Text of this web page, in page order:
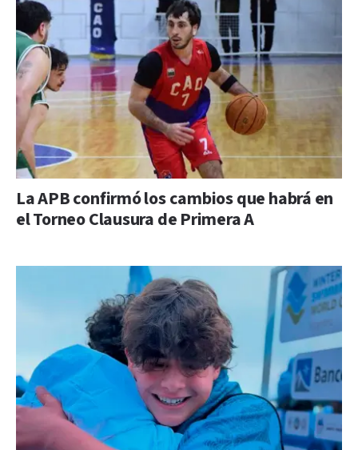
La APB confirmó los cambios que habrá en
el Torneo Clausura de Primera A